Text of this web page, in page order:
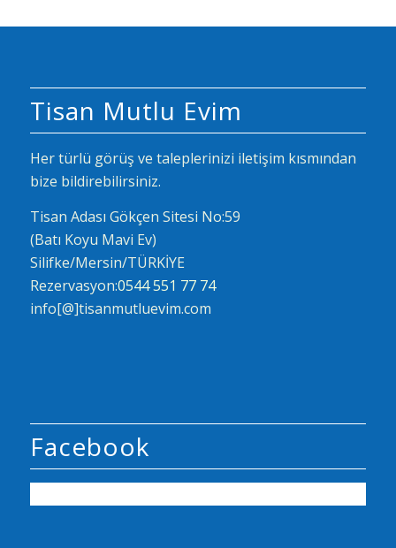
Tisan Mutlu Evim
Her türlü görüş ve taleplerinizi iletişim kısmından
bize bildirebilirsiniz.
Tisan Adası Gökçen Sitesi No:59
(Batı Koyu Mavi Ev)
Silifke/Mersin/TÜRKİYE
Rezervasyon:0544 551 77 74
info[@]tisanmutluevim.com
Facebook